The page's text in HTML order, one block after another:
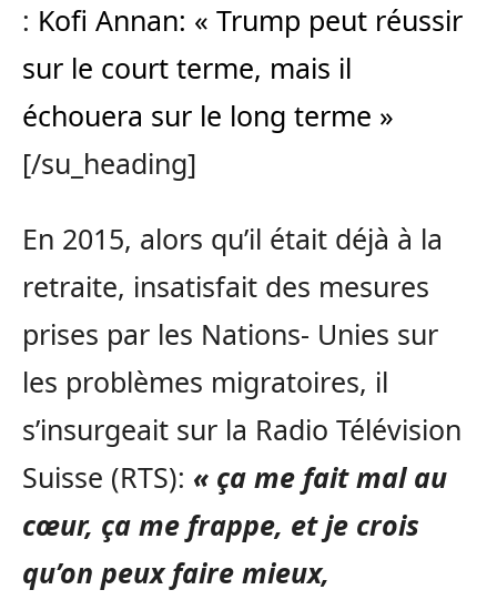
: Kofi Annan: « Trump peut réussir
sur le court terme, mais il
échouera sur le long terme »
[/su_heading]
En 2015, alors qu’il était déjà à la
retraite, insatisfait des mesures
prises par les Nations- Unies sur
les problèmes migratoires, il
s’insurgeait sur la Radio Télévision
Suisse (RTS): « ça me fait mal au
cœur, ça me frappe, et je crois
qu’on peux faire mieux,